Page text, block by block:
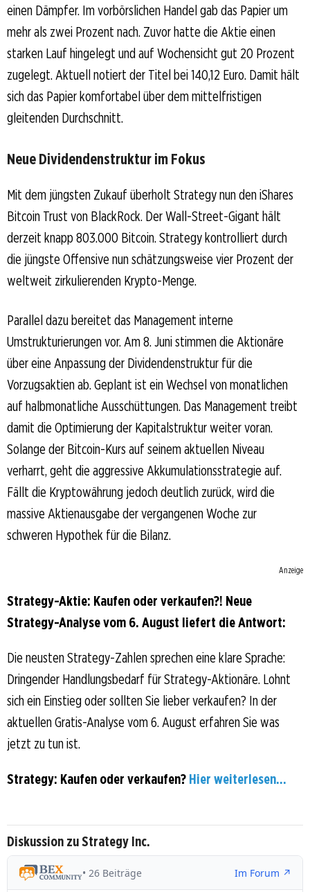
einen Dämpfer. Im vorbörslichen Handel gab das Papier um
mehr als zwei Prozent nach. Zuvor hatte die Aktie einen
starken Lauf hingelegt und auf Wochensicht gut 20 Prozent
zugelegt. Aktuell notiert der Titel bei 140,12 Euro. Damit hält
sich das Papier komfortabel über dem mittelfristigen
gleitenden Durchschnitt.
Neue Dividendenstruktur im Fokus
Mit dem jüngsten Zukauf überholt Strategy nun den iShares
Bitcoin Trust von BlackRock. Der Wall-Street-Gigant hält
derzeit knapp 803.000 Bitcoin. Strategy kontrolliert durch
die jüngste Offensive nun schätzungsweise vier Prozent der
weltweit zirkulierenden Krypto-Menge.
Parallel dazu bereitet das Management interne
Umstrukturierungen vor. Am 8. Juni stimmen die Aktionäre
über eine Anpassung der Dividendenstruktur für die
Vorzugsaktien ab. Geplant ist ein Wechsel von monatlichen
auf halbmonatliche Ausschüttungen. Das Management treibt
damit die Optimierung der Kapitalstruktur weiter voran.
Solange der Bitcoin-Kurs auf seinem aktuellen Niveau
verharrt, geht die aggressive Akkumulationsstrategie auf.
Fällt die Kryptowährung jedoch deutlich zurück, wird die
massive Aktienausgabe der vergangenen Woche zur
schweren Hypothek für die Bilanz.
Anzeige
Strategy-Aktie: Kaufen oder verkaufen?! Neue
Strategy-Analyse vom 6. August liefert die Antwort:
Die neusten Strategy-Zahlen sprechen eine klare Sprache:
Dringender Handlungsbedarf für Strategy-Aktionäre. Lohnt
sich ein Einstieg oder sollten Sie lieber verkaufen? In der
aktuellen Gratis-Analyse vom 6. August erfahren Sie was
jetzt zu tun ist.
Strategy: Kaufen oder verkaufen? Hier weiterlesen...
Diskussion zu Strategy Inc.